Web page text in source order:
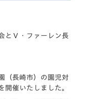
とＶ・ファーレン長
（長崎市）の園児対
開催いたしました。